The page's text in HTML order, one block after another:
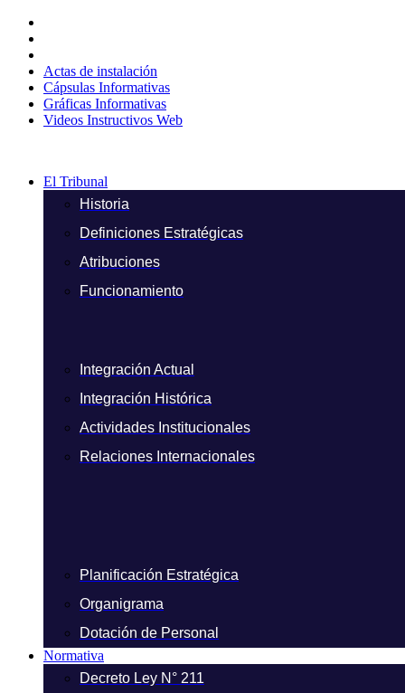
contenido
Actas de instalación
Cápsulas Informativas
Gráficas Informativas
Videos Instructivos Web
El Tribunal
Historia
Definiciones Estratégicas
Atribuciones
Funcionamiento
Integración Actual
Integración Histórica
Actividades Institucionales
Relaciones Internacionales
Planificación Estratégica
Organigrama
Dotación de Personal
Normativa
Decreto Ley N° 211